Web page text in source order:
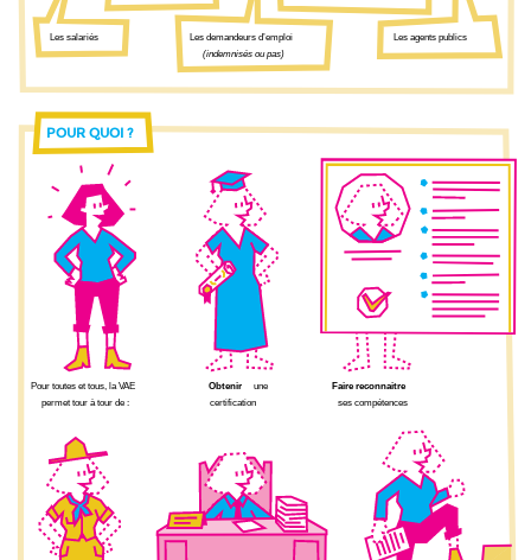
Les demandeurs d’emploi
(indemnisés ou pas)
Les agents publics
Les salariés
POUR QUOI ?
Obtenir une
certification
Pour toutes et tous, la VAE
permet tour à tour de :
Faire reconnaitre
ses compétences